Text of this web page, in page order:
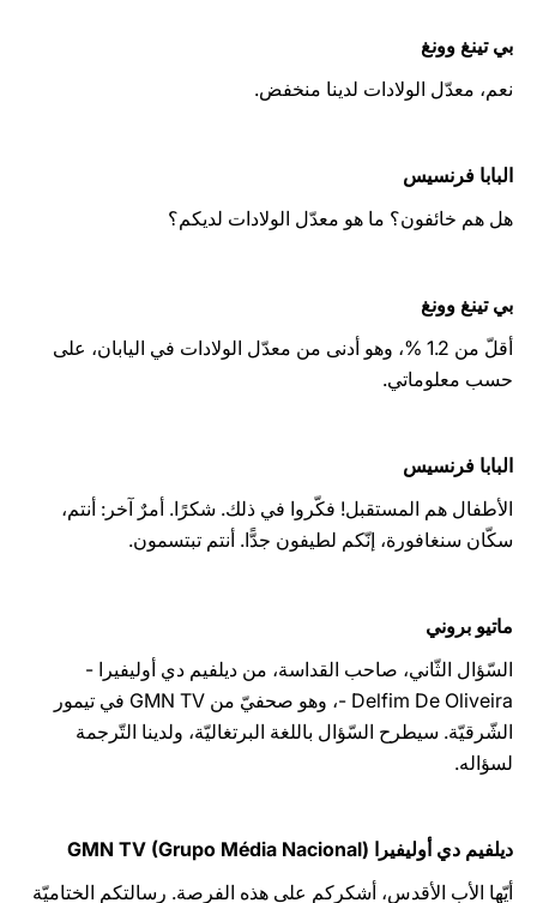
بي تينغ وونغ
نعم، معدّل الولادات لدينا منخفض.
البابا فرنسيس
هل هم خائفون؟ ما هو معدّل الولادات لديكم؟
بي تينغ وونغ
أقلّ من 1.2 %، وهو أدنى من معدّل الولادات في اليابان، على
حسب معلوماتي.
البابا فرنسيس
الأطفال هم المستقبل! فكّروا في ذلك. شكرًا. أمرٌ آخر: أنتم،
سكّان سنغافورة، إنّكم لطيفون جدًّا. أنتم تبتسمون.
ماتيو بروني
السّؤال الثّاني، صاحب القداسة، من ديلفيم دي أوليفيرا -
Delfim De Oliveira -، وهو صحفيّ من GMN TV في تيمور
الشّرقيّة. سيطرح السّؤال باللغة البرتغاليّة، ولدينا التّرجمة
لسؤاله.
ديلفيم دي أوليفيرا GMN TV (Grupo Média Nacional)
أيّها الأب الأقدس، أشكركم على هذه الفرصة. رسالتكم الختاميّة